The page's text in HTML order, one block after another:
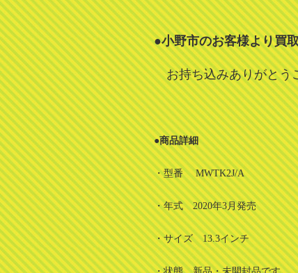
●小野市のお客様より買
お持ち込みありがとう
●商品詳細
・型番 MWTK2J/A
・年式 2020年3月発売
・サイズ 13.3インチ